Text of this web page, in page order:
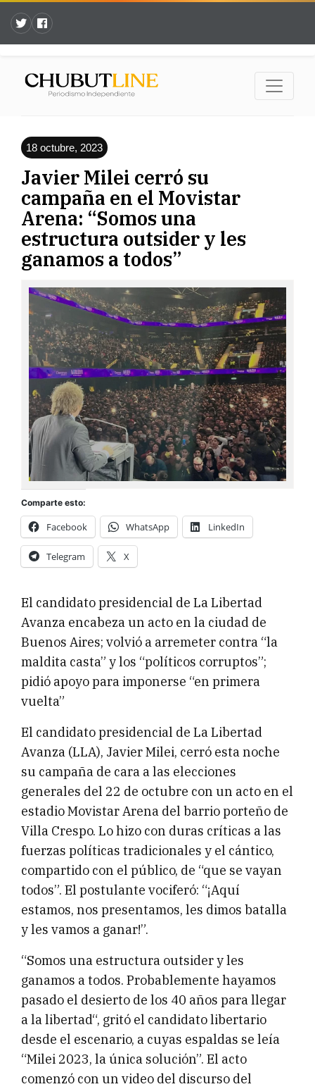
18 octubre, 2023
Javier Milei cerró su
campaña en el Movistar
Arena: “Somos una
estructura outsider y les
ganamos a todos”
Comparte esto:
Facebook WhatsApp LinkedIn
Telegram X
El candidato presidencial de La Libertad
Avanza encabeza un acto en la ciudad de
Buenos Aires; volvió a arremeter contra “la
maldita casta” y los “políticos corruptos”;
pidió apoyo para imponerse “en primera
vuelta”
El candidato presidencial de La Libertad
Avanza (LLA), Javier Milei, cerró esta noche
su campaña de cara a las elecciones
generales del 22 de octubre con un acto en el
estadio Movistar Arena del barrio porteño de
Villa Crespo. Lo hizo con duras críticas a las
fuerzas políticas tradicionales y el cántico,
compartido con el público, de “que se vayan
todos”. El postulante vociferó: “¡Aquí
estamos, nos presentamos, les dimos batalla
y les vamos a ganar!”.
“Somos una estructura outsider y les
ganamos a todos. Probablemente hayamos
pasado el desierto de los 40 años para llegar
a la libertad“, gritó el candidato libertario
desde el escenario, a cuyas espaldas se leía
“Milei 2023, la única solución”. El acto
comenzó con un video del discurso del